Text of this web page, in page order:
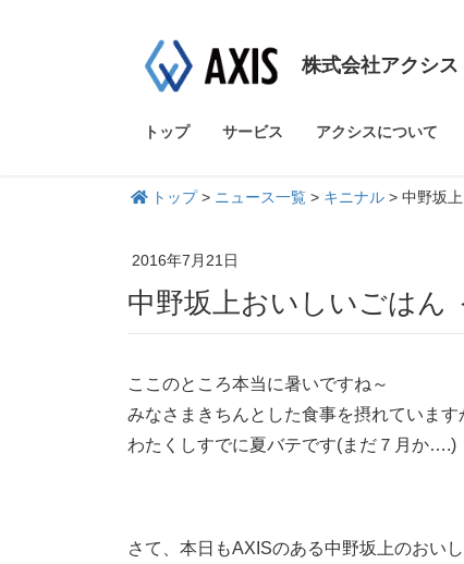
株式会社アクシス
トップ サービス アクシスについて
トップ> ニュース一覧 > キニナル > 中野坂
2016年7月21日
中野坂上おいしいごはん
ここのところ本当に暑いですね～
みなさまきちんとした食事を摂れています
わたくしすでに夏バテです(まだ７月か….)
さて、本日もAXISのある中野坂上のおい